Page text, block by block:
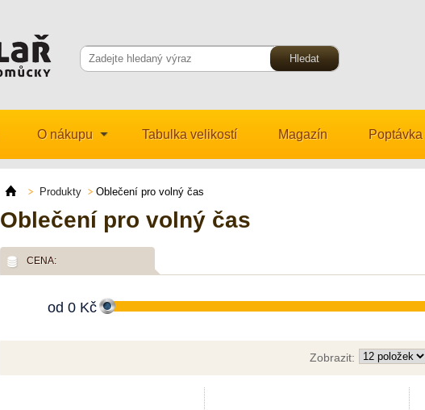
O nákupu Tabulka velikostí Magazín Poptávka
Produkty Oblečení pro volný čas
Oblečení pro volný čas
CENA:
od 0 Kč
Zobrazit: